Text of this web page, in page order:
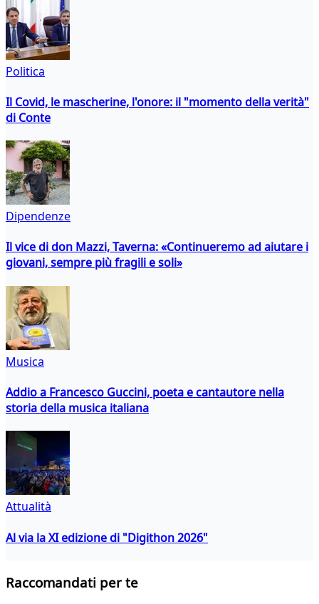
Politica
Il Covid, le mascherine, l'onore: il "momento della verità"
di Conte
Dipendenze
Il vice di don Mazzi, Taverna: «Continueremo ad aiutare i
giovani, sempre più fragili e soli»
Musica
Addio a Francesco Guccini, poeta e cantautore nella
storia della musica italiana
Attualità
Al via la XI edizione di "Digithon 2026"
Raccomandati per te